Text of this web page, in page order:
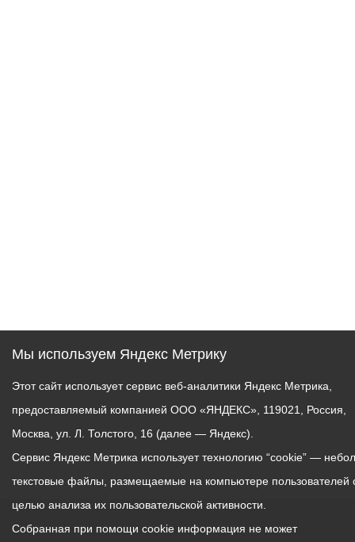
Мы используем Яндекс Метрику
Этот сайт использует сервис веб-аналитики Яндекс Метрика,
предоставляемый компанией ООО «ЯНДЕКС», 119021, Россия,
Москва, ул. Л. Толстого, 16 (далее — Яндекс).
Сервис Яндекс Метрика использует технологию “cookie” —
текстовые файлы, размещаемые на компьютере пользователей
целью анализа их пользовательской активности.
Собранная при помощи cookie информация не может